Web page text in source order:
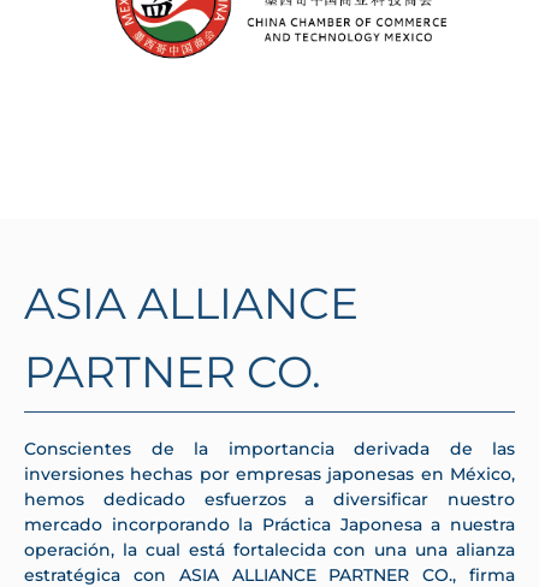
ASIA ALLIANCE
PARTNER CO.
Conscientes de la importancia derivada de las
inversiones hechas por empresas japonesas en México,
hemos dedicado esfuerzos a diversificar nuestro
mercado incorporando la Práctica Japonesa a nuestra
operación, la cual está fortalecida con una una alianza
estratégica con ASIA ALLIANCE PARTNER CO., firma